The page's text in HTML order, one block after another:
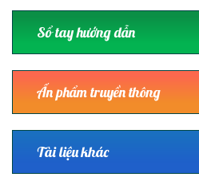
Sổ tay hướng dẫn
Ấn phẩm truyền thông
Tài liệu khác